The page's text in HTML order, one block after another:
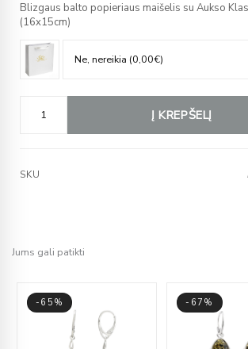
Blizgaus balto popieriaus maišelis su Aukso
(16x15cm)
Į KREPŠELĮ
SKU
Jums gali patikti
-65% -67%